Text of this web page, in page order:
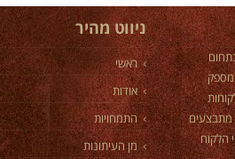
ניווט מהיר
ראשי
אודות
התמחויות
מן העיתונות
מתבצעים
הלקוח